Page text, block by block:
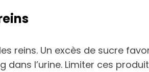
reins. Un excès de sucre
l’urine. Limiter ces